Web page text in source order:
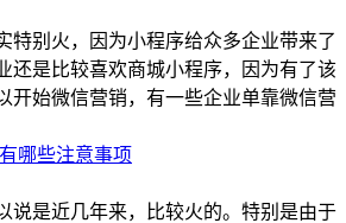
特别火，因为小程序给众多企业带来了
还是比较喜欢商城小程序，因为有了该
开始微信营销，有一些企业单靠微信营
哪些注意事项
说是近几年来，比较火的。特别是由于